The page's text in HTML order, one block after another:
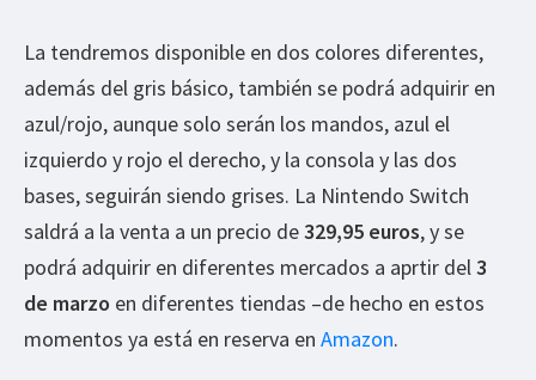
La tendremos disponible en dos colores diferentes,
además del gris básico, también se podrá adquirir en
azul/rojo, aunque solo serán los mandos, azul el
izquierdo y rojo el derecho, y la consola y las dos
bases, seguirán siendo grises. La Nintendo Switch
saldrá a la venta a un precio de329,95 euros, y se
podrá adquirir en diferentes mercados a aprtir del3
de marzo en diferentes tiendas –de hecho en estos
momentos ya está en reserva en Amazon.